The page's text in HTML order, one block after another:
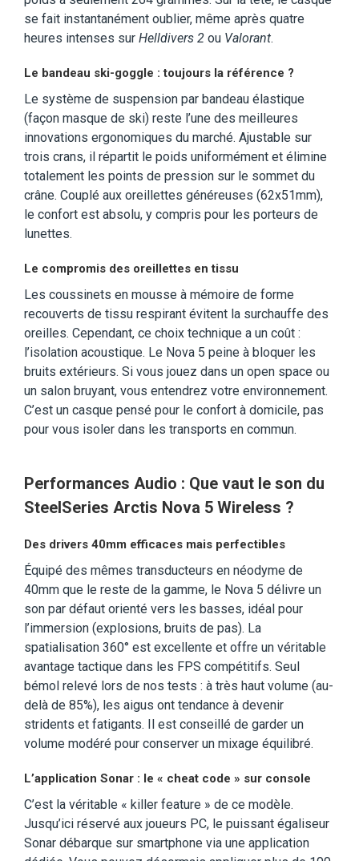
se fait instantanément oublier, même après quatre
heures intenses sur Helldivers 2 ou Valorant.
Le bandeau ski-goggle : toujours la référence ?
Le système de suspension par bandeau élastique
(façon masque de ski) reste l’une des meilleures
innovations ergonomiques du marché. Ajustable sur
trois crans, il répartit le poids uniformément et élimine
totalement les points de pression sur le sommet du
crâne. Couplé aux oreillettes généreuses (62x51mm),
le confort est absolu, y compris pour les porteurs de
lunettes.
Le compromis des oreillettes en tissu
Les coussinets en mousse à mémoire de forme
recouverts de tissu respirant évitent la surchauffe des
oreilles. Cependant, ce choix technique a un coût :
l’isolation acoustique. Le Nova 5 peine à bloquer les
bruits extérieurs. Si vous jouez dans un open space ou
un salon bruyant, vous entendrez votre environnement.
C’est un casque pensé pour le confort à domicile, pas
pour vous isoler dans les transports en commun.
Performances Audio : Que vaut le son du
SteelSeries Arctis Nova 5 Wireless ?
Des drivers 40mm efficaces mais perfectibles
Équipé des mêmes transducteurs en néodyme de
40mm que le reste de la gamme, le Nova 5 délivre un
son par défaut orienté vers les basses, idéal pour
l’immersion (explosions, bruits de pas). La
spatialisation 360° est excellente et offre un véritable
avantage tactique dans les FPS compétitifs. Seul
bémol relevé lors de nos tests : à très haut volume (au-
delà de 85%), les aigus ont tendance à devenir
stridents et fatigants. Il est conseillé de garder un
volume modéré pour conserver un mixage équilibré.
L’application Sonar : le « cheat code » sur console
C’est la véritable « killer feature » de ce modèle.
Jusqu’ici réservé aux joueurs PC, le puissant égaliseur
Sonar débarque sur smartphone via une application